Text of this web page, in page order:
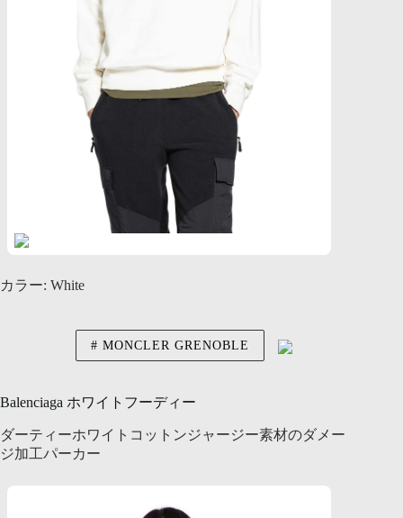
カラー: White
MONCLER GRENOBLE
Balenciaga ホワイトフーディー
ダーティーホワイトコットンジャージー素材のダメー
ジ加工パーカー